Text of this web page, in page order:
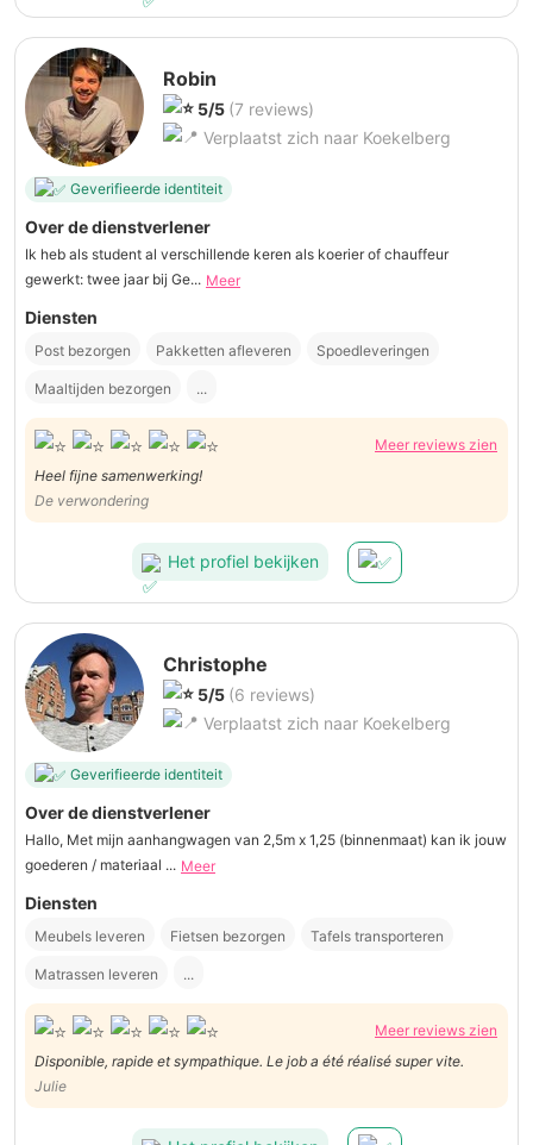
Robin
5/5 (7 reviews)
Verplaatst zich naar Koekelberg
Geverifieerde identiteit
Over de dienstverlener
Ik heb als student al verschillende keren als koerier of chauffeur
gewerkt: twee jaar bij Ge... Meer
Diensten
Post bezorgen Pakketten afleveren Spoedleveringen
Maaltijden bezorgen ...
Meer reviews zien
Heel fijne samenwerking!
De verwondering
Het profiel bekijken
Christophe
5/5 (6 reviews)
Verplaatst zich naar Koekelberg
Geverifieerde identiteit
Over de dienstverlener
Hallo, Met mijn aanhangwagen van 2,5m x 1,25 (binnenmaat) kan ik jouw
goederen / materiaal ... Meer
Diensten
Meubels leveren Fietsen bezorgen Tafels transporteren
Matrassen leveren ...
Meer reviews zien
Disponible, rapide et sympathique. Le job a été réalisé super vite.
Julie